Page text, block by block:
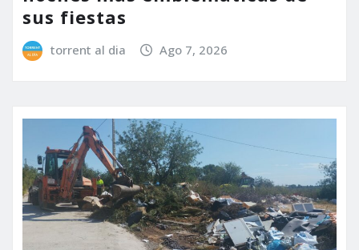
sus fiestas
torrent al dia Ago 7, 2026